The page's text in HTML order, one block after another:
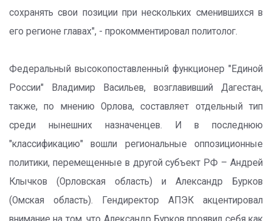
сохранять свои позиции при нескольких сменившихся в
его регионе главах", - прокомментировал политолог.
Федеральный высокопоставленный функционер "Единой
России" Владимир Васильев, возглавивший Дагестан,
также, по мнению Орлова, составляет отдельный тип
среди нынешних назначенцев. И в последнюю
"классификацию" вошли региональные оппозиционные
политики, перемещенные в другой субъект РФ – Андрей
Клычков (Орловская область) и Александр Бурков
(Омская область). Гендиректор АПЭК акцентировал